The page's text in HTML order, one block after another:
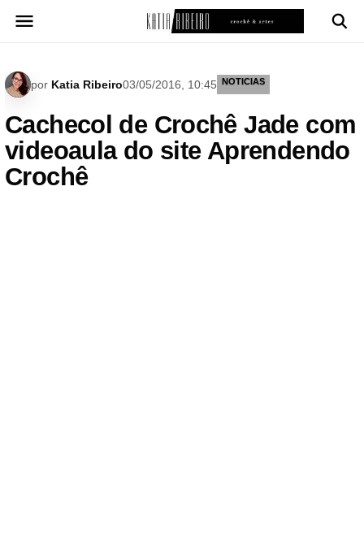
para
por Katia Ribeiro03/05/2016, 10:45 NOTICIAS
Cachecol de Crochê Jade com
videoaula do site Aprendendo
Crochê